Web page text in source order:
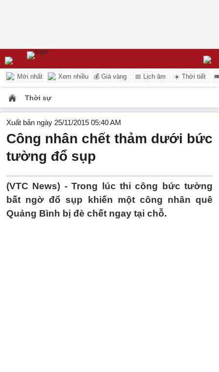
Mới nhất Xem nhiều 💰 Giá vàng 📅 Lịch âm ☀️ Thời tiết
Thời sự
Xuất bản ngày 25/11/2015 05:40 AM
Công nhân chết thảm dưới bức
tường đổ sụp
(VTC News) - Trong lúc thi công bức tường
bất ngờ đổ sụp khiến một công nhân quê
Quảng Bình bị đè chết ngay tại chỗ.